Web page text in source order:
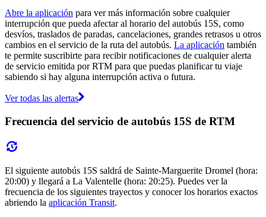
Abre la aplicación para ver más información sobre cualquier
interrupción que pueda afectar al horario del autobús 15S, como
desvíos, traslados de paradas, cancelaciones, grandes retrasos u otros
cambios en el servicio de la ruta del autobús. La aplicación también
te permite suscribirte para recibir notificaciones de cualquier alerta
de servicio emitida por RTM para que puedas planificar tu viaje
sabiendo si hay alguna interrupción activa o futura.
Ver todas las alertas
Frecuencia del servicio de autobús 15S de RTM
El siguiente autobús 15S saldrá de Sainte-Marguerite Dromel (hora:
20:00) y llegará a La Valentelle (hora: 20:25). Puedes ver la
frecuencia de los siguientes trayectos y conocer los horarios exactos
abriendo la aplicación Transit.